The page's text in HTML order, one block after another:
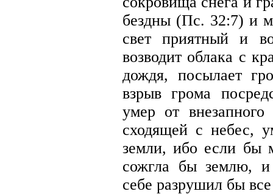
бездны (Пс. 32:7) и
свет приятный и
возводит облака с
дождя, посылает
взрыв грома
умер от
сходящей с небес,
земли, ибо если бы
сожгла бы землю, и
себе разрушил бы